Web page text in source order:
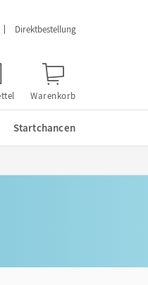
Direktbestellung
Warenkorb
Startchancen